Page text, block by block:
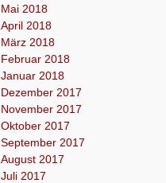
Mai 2018
April 2018
März 2018
Februar 2018
Januar 2018
Dezember 2017
November 2017
Oktober 2017
September 2017
August 2017
Juli 2017